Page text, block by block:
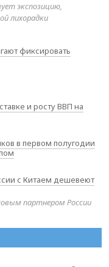
экспозицию,
лихорадки
фиксировать
и росту ВВП на
в первом полугодии
с Китаем дешевеют
партнером России